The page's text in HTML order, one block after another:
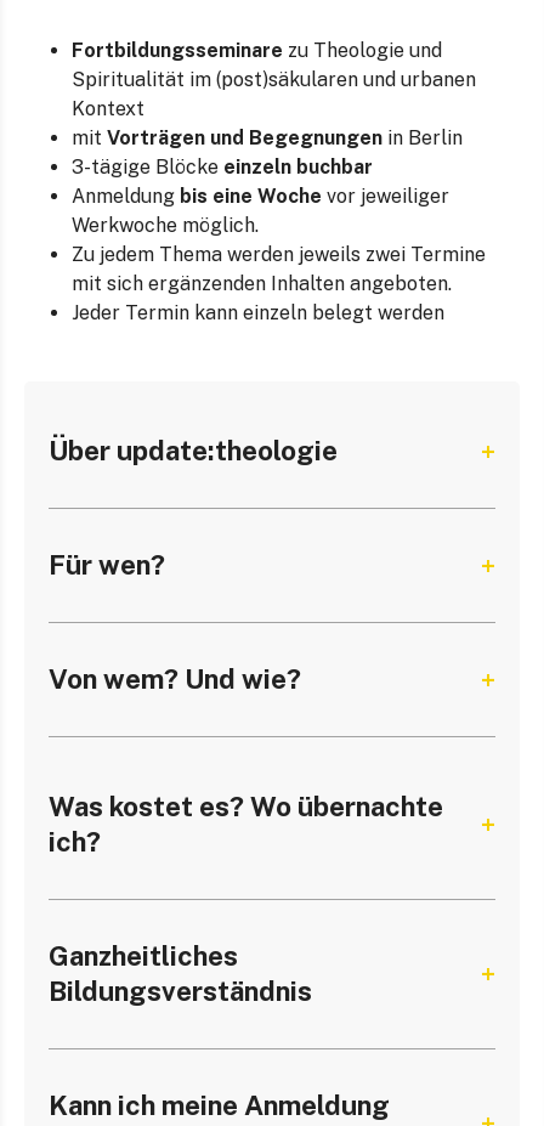
Fortbildungsseminare zu Theologie und
Spiritualität im (post)säkularen und urbanen
Kontext
mitVorträgen und Begegnungen in Berlin
3-tägige Blöcke einzeln buchbar
Anmeldung bis eine Wochevor jeweiliger
Werkwoche möglich.
Zu jedem Thema werden jeweils zwei Termine
mit sich ergänzenden Inhalten angeboten.
Jeder Termin kann einzeln belegt werden
Über update:theologie
Für wen?
Von wem? Und wie?
Was kostet es? Wo übernachte
ich?
Ganzheitliches
Bildungsverständnis
Kann ich meine Anmeldung